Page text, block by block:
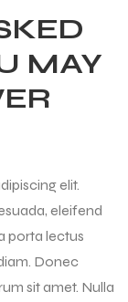
MAY
elit.
eleifend
porta lectus
Donec
sit amet. Nulla